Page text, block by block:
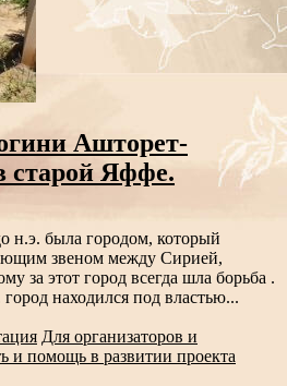
Ашторет-
Яффе.
н.э. была городом, который
звеном между Сирией,
за этот город всегда шла борьба .
находился под властью...
Для организаторов и
и помощь в развитии проекта